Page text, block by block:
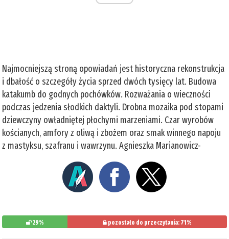
Najmocniejszą stroną opowiadań jest historyczna rekonstrukcja
i dbałość o szczegóły życia sprzed dwóch tysięcy lat. Budowa
katakumb do godnych pochówków. Rozważania o wieczności
podczas jedzenia słodkich daktyli. Drobna mozaika pod stopami
dziewczyny owładniętej płochymi marzeniami. Czar wyrobów
kościanych, amfory z oliwą i zbożem oraz smak winnego napoju
z mastyksu, szafranu i wawrzynu. Agnieszka Marianowicz-
29% pozostało do przeczytania: 71%